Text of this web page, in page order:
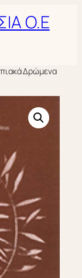
Ο.Ε
Δρώμενα